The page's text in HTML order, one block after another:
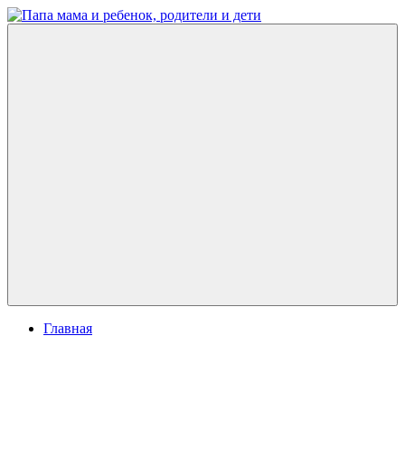
Перейти
к
Главная